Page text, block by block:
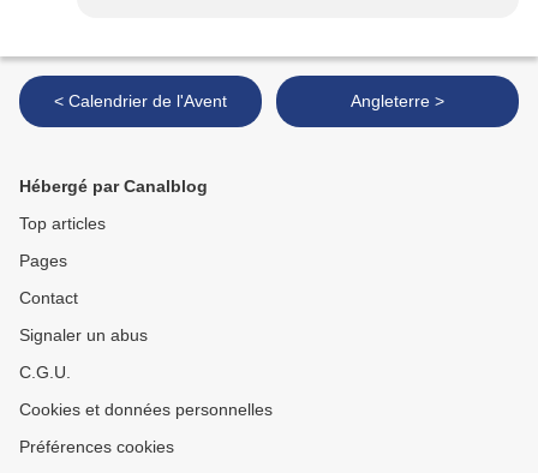
< Calendrier de l'Avent Angleterre >
Hébergé par Canalblog
Top articles
Pages
Contact
Signaler un abus
C.G.U.
Cookies et données personnelles
Préférences cookies